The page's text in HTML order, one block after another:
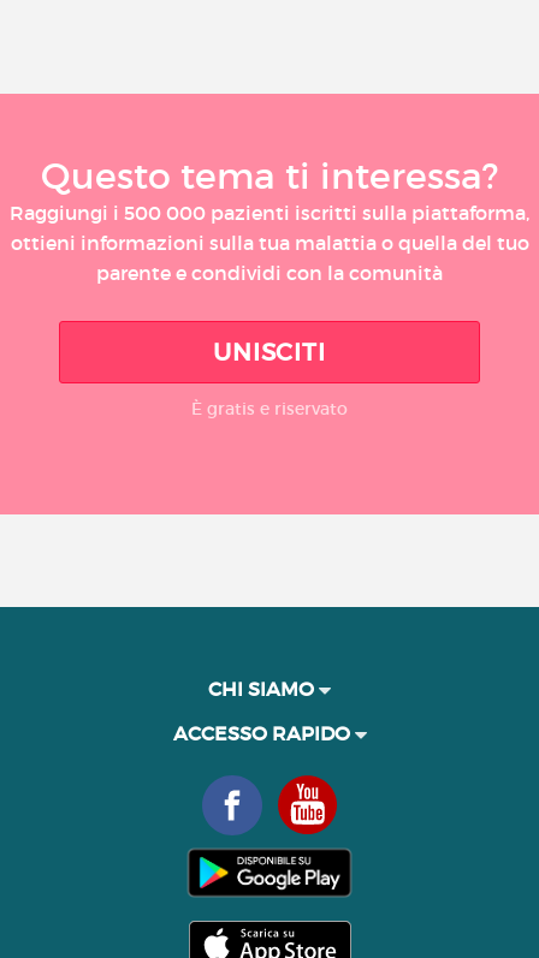
Questo tema ti interessa?
Raggiungi i 500 000 pazienti iscritti sulla piattaforma,
ottieni informazioni sulla tua malattia o quella del tuo
parente e condividi con la comunità
UNISCITI
È gratis e riservato
CHI SIAMO
ACCESSO RAPIDO